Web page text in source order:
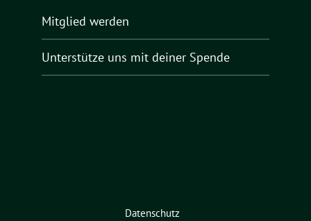
Mitglied werden
Unterstütze uns mit deiner Spende
Datenschutz